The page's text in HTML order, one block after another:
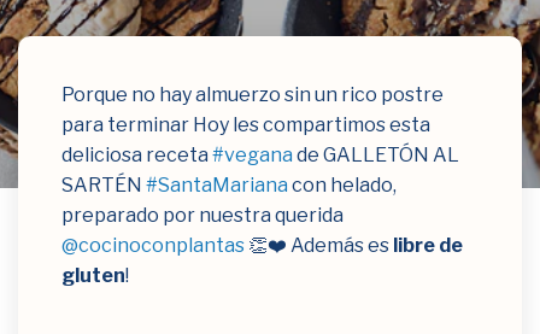
Porque no hay almuerzo sin un rico postre
para terminar Hoy les compartimos esta
deliciosa receta #vegana de GALLETÓN AL
SARTÉN #SantaMariana con helado,
preparado por nuestra querida
@cocinoconplantas 👏❤️ Además es libre de
gluten!⁣